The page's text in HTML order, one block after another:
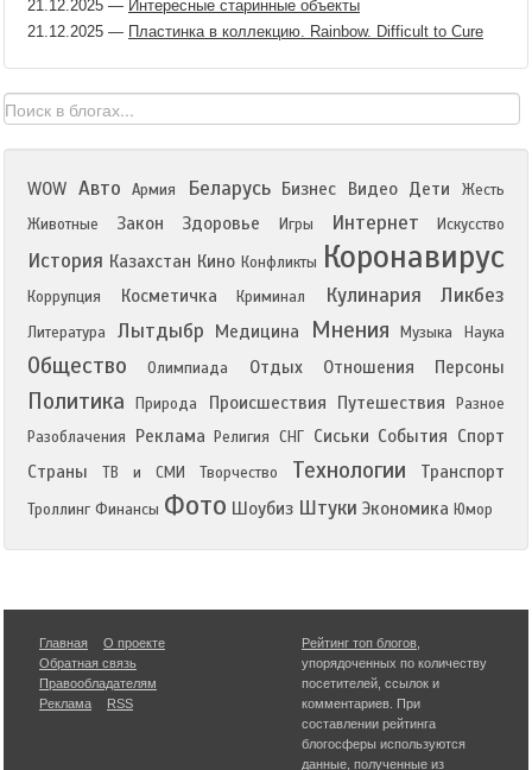
21.12.2025 — Интересные старинные объекты
21.12.2025 — Пластинка в коллекцию. Rainbow. Difficult to Cure
WOW Авто Армия Беларусь Бизнес Видео Дети
Жесть
Животные
Закон Здоровье Игры Интернет Искусство
История Казахстан Кино Конфликты Коронавирус
Коррупция Косметичка Криминал Кулинария Ликбез
Литература Лытдыбр Медицина Мнения Музыка Наука
Общество Олимпиада Отдых Отношения Персоны
Политика Природа Происшествия Путешествия
Разное
Разоблачения
Реклама Религия СНГ Сиськи События Спорт
Страны
ТВ и СМИ Творчество Технологии Транспорт
Троллинг Финансы Фото Шоубиз Штуки Экономика Юмор
Главная
О проекте
Обратная связь
Правообладателям
Реклама
RSS
Рейтинг топ блогов
упорядоченных по количеству
посетителей, ссылок и
комментариев. При
составлении рейтинга
блогосферы используются
данные, полученные из